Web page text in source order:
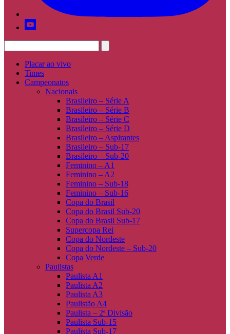
Placar ao vivo
Times
Campeonatos
Nacionais
Brasileiro – Série A
Brasileiro – Série B
Brasileiro – Série C
Brasileiro – Série D
Brasileiro – Aspirantes
Brasileiro – Sub-17
Brasileiro – Sub-20
Feminino – A1
Feminino – A2
Feminino – Sub-18
Feminino – Sub-16
Copa do Brasil
Copa do Brasil Sub-20
Copa do Brasil Sub-17
Supercopa Rei
Copa do Nordeste
Copa do Nordeste – Sub-20
Copa Verde
Paulistas
Paulista A1
Paulista A2
Paulista A3
Paulistão A4
Paulista – 2ª Divisão
Paulista Sub-15
Paulista Sub-17